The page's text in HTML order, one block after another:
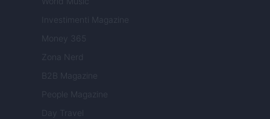
Investimenti Magazine
Money 365
Zona Nerd
B2B Magazine
People Magazine
Day Travel